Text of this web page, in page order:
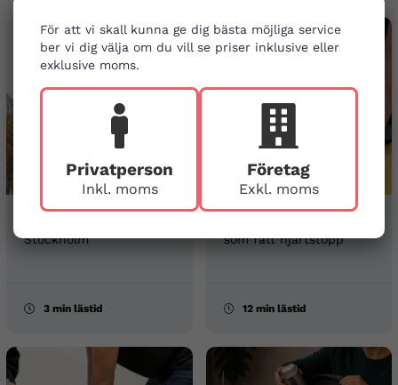
För att vi skall kunna ge dig bästa möjliga service
ber vi dig välja om du vill se priser inklusive eller
exklusive moms.
Privatperson
Inkl. moms
Företag
Exkl. moms
Stockholm
3 min lästid
som fått hjärtstopp
12 min lästid